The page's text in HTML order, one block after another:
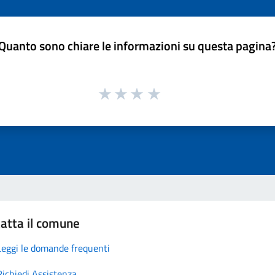
sono chiare le informazioni su questa
il comune
le domande frequenti